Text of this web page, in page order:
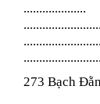
....................
273 Bạch